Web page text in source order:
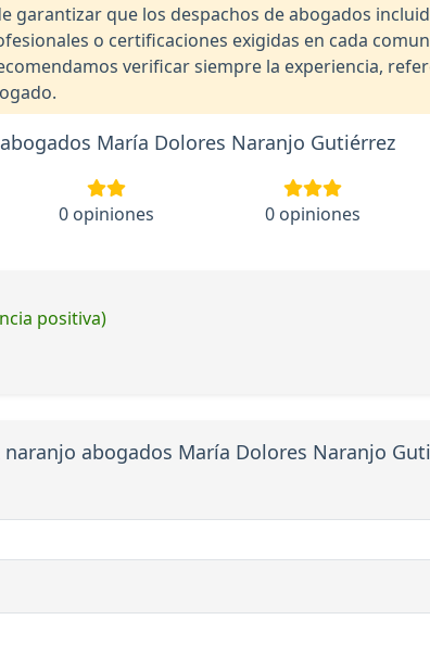
garantizar que los despachos de abogados
o certificaciones exigidas en cada
verificar siempre la experiencia,
María Dolores Naranjo Gutiérrez
0 opiniones 0 opiniones
positiva)
abogados María Dolores Naranjo